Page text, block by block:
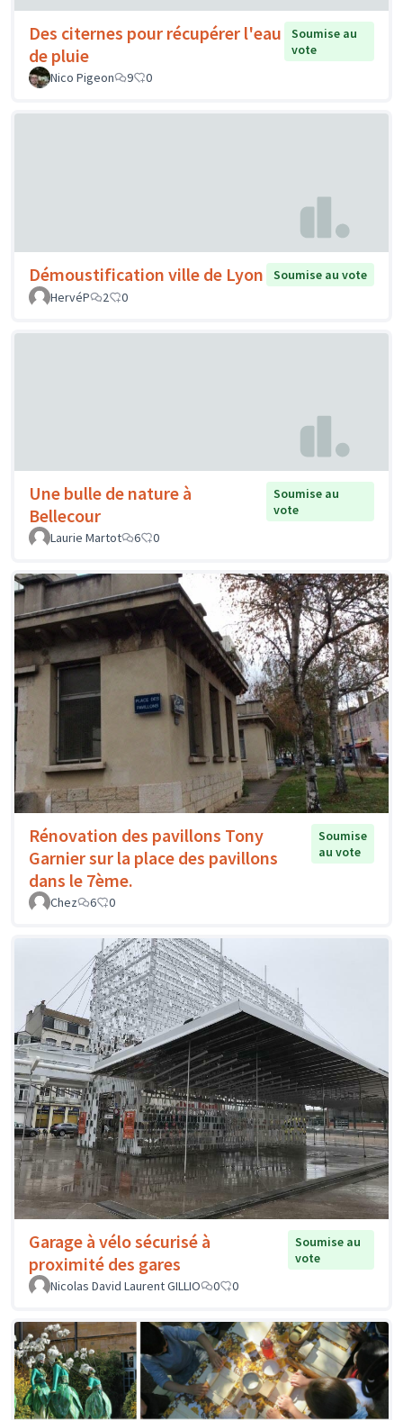
Des citernes pour récupérer l'eau
de pluie
Soumise au
vote
Nico Pigeon
9 0
Démoustification ville de Lyon
Soumise au vote
HervéP
2 0
Une bulle de nature à
Bellecour
Soumise au
vote
Laurie Martot
6 0
Rénovation des pavillons Tony
Garnier sur la place des pavillons
dans le 7ème.
Soumise
au vote
Chez 6 0
Garage à vélo sécurisé à
proximité des gares
Soumise au
vote
Nicolas David Laurent GILLIO
0 0